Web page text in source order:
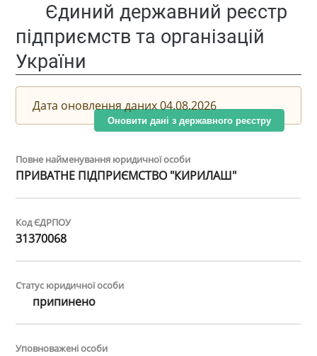
Єдиний державний реєстр
підприємств та організацій
України
Дата оновлення даних 04.08.2026
Оновити дані з державного реєстру
Повне найменування юридичної особи
ПРИВАТНЕ ПІДПРИЄМСТВО "КИРИЛАШ"
Код ЄДРПОУ
31370068
Статус юридичної особи
припинено
Уповноважені особи